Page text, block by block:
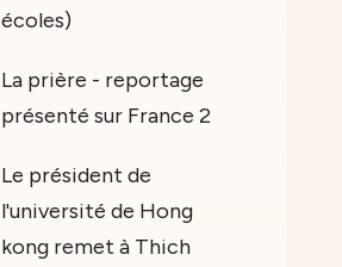
écoles)
La prière - reportage
présenté sur France 2
Le président de
l'université de Hong
kong remet à Thich